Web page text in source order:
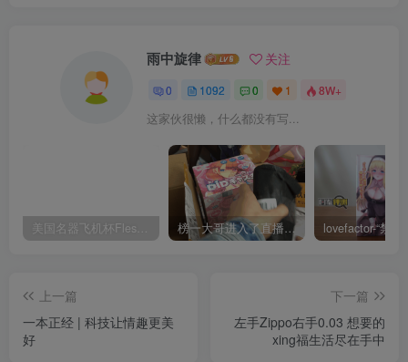
雨中旋律 关注
0 1092 0 1 8W+
这家伙很懒，什么都没有写...
美国名器飞机杯Fleshlight 【Quickshot-Vantage 双头飞机杯】完全评测 榜一大哥进入了直播间！DID主播在线评测——（4星推荐）[db:副标题]
上一篇
一本正经 | 科技让情趣更美
好
下一篇
左手Zippo右手0.03 想要的
xing福生活尽在手中